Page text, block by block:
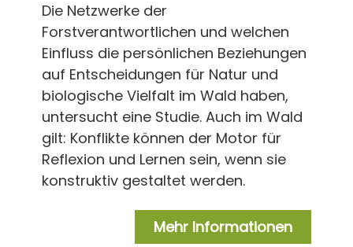
Die Netzwerke der
Forstverantwortlichen und welchen
Einfluss die persönlichen Beziehungen
auf Entscheidungen für Natur und
biologische Vielfalt im Wald haben,
untersucht eine Studie. Auch im Wald
gilt: Konflikte können der Motor für
Reflexion und Lernen sein, wenn sie
konstruktiv gestaltet werden.
Mehr Informationen